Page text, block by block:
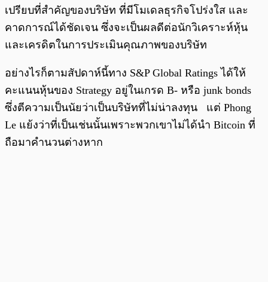
เปรียบที่สำคัญของบริษัท ที่มีโมเดลธุรกิจโปร่งใส และ
คาดการณ์ได้ชัดเจน ซึ่งจะเป็นผลดีต่อนักวิเคราะห์หุ้น
และเครดิตในการประเมินคุณภาพของบริษัท
อย่างไรก็ตามสัปดาห์นี้ทาง S&P Global Ratings ได้ให้
คะแนนหุ้นของ Strategy อยู่ในเกรด B- หรือ junk bonds
ซึ่งตีความเป็นนัยว่าเป็นบริษัทที่ไม่น่าลงทุน แต่ Phong
Le แย้งว่าที่เป็นเช่นนั้นเพราะพวกเขาไม่ได้นำ Bitcoin ที่
ถือมาคำนวนต่างหาก